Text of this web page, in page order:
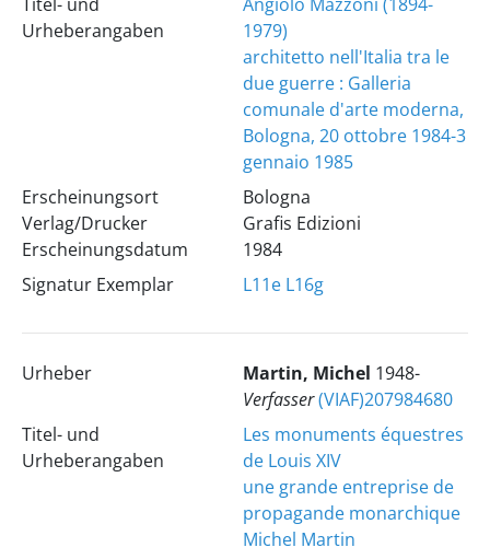
Urheberangaben
1979)
architetto nell'Italia tra le
due guerre : Galleria
comunale d'arte moderna,
Bologna, 20 ottobre 1984-3
gennaio 1985
Erscheinungsort
Verlag/Drucker
Erscheinungsdatum
Bologna
Grafis Edizioni
1984
Signatur Exemplar
L11e L16g
Urheber Martin, Michel 1948-
Verfasser(VIAF)207984680
Titel- und
Urheberangaben
Les monuments équestres
de Louis XIV
une grande entreprise de
propagande monarchique
Michel Martin